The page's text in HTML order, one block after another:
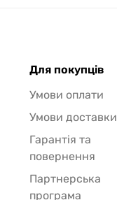
Для покупців
Умови оплати
Умови доставки
Гарантія та
повернення
Партнерська
програма